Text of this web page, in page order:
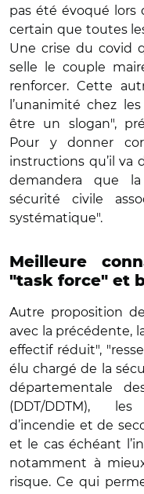
pas été évoqué lors
certain que toutes
Une crise du covid
selle le couple
renforcer. Cette
l’unanimité chez
être un slogan",
Pour y donner
instructions qu’il va
demandera que
sécurité civile
systématique".
Meilleure
"task force" et
Autre proposition
avec la précédente,
effectif réduit",
élu chargé de la
départementale
(DDT/DDTM),
d’incendie et de
et le cas échéant
notamment à
risque. Ce qui